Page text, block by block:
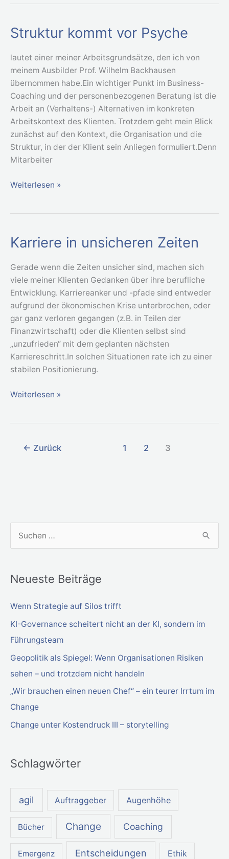
Struktur kommt vor Psyche
lautet einer meiner Arbeitsgrundsätze, den ich von
meinem Ausbilder Prof. Wilhelm Backhausen
übernommen habe.Ein wichtiger Punkt im Business-
Coaching und der personenbezogenen Beratung ist die
Arbeit an (Verhaltens-) Alternativen im konkreten
Arbeitskontext des Klienten. Trotzdem geht mein Blick
zunächst auf den Kontext, die Organisation und die
Struktur, in der der Klient sein Anliegen formuliert.Denn
Mitarbeiter
Struktur
vor
Psyche
Weiterlesen »
Karriere in unsicheren Zeiten
Gerade wenn die Zeiten unsicher sind, machen sich
viele meiner Klienten Gedanken über ihre berufliche
Entwicklung. Karriereanker und -pfade sind entweder
aufgrund der ökonomischen Krise unterbrochen, oder
gar ganz verloren gegangen (z.B. in Teilen der
Finanzwirtschaft) oder die Klienten selbst sind
„unzufrieden“ mit dem geplanten nächsten
Karriereschritt.In solchen Situationen rate ich zu einer
stabilen Positionierung.
Karriere
unsicheren
Zeiten
Weiterlesen »
← Zurück 1 2 3
h
e
:
Neueste Beiträge
Wenn Strategie auf Silos trifft
KI-Governance scheitert nicht an der KI, sondern im
Führungsteam
Geopolitik als Spiegel: Wenn Organisationen Risiken
sehen – und trotzdem nicht handeln
„Wir brauchen einen neuen Chef“ – ein teurer Irrtum im
Change
Change unter Kostendruck III – storytelling
Schlagwörter
agil Auftraggeber Augenhöhe
Bücher Change Coaching
Emergenz Entscheidungen Ethik